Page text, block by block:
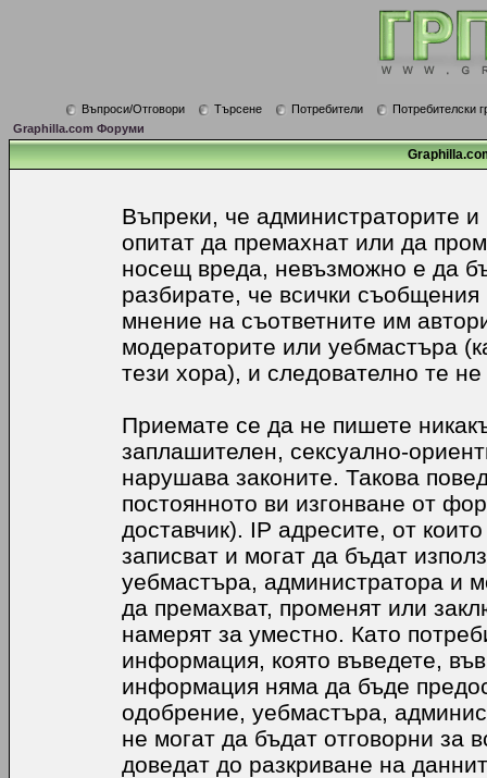
Въпроси/Отговори Търсене Потребители
Потребителски
Graphilla.com Форуми
Въпреки, че администраторите
опитат да премахнат или да
носещ вреда, невъзможно е да
разбирате, че всички
мнение на съответните им
модераторите или уебмастъра
тези хора), и следователно те не
Приемате се да не пишете
заплашителен, сексуално-
нарушава законите. Такова
постоянното ви изгонване от
доставчик). IP адресите, от
записват и могат да бъдат
уебмастъра, администратора и
да премахват, променят или
намерят за уместно. Като
информация, която въведете,
информация няма да бъде
одобрение, уебмастъра,
не могат да бъдат отговорни за
доведат до разкриване на